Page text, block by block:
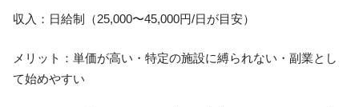
収入：日給制（25,000〜45,000円/日が目安）
メリット：単価が高い・特定の施設に縛られない・副業とし
て始めやすい